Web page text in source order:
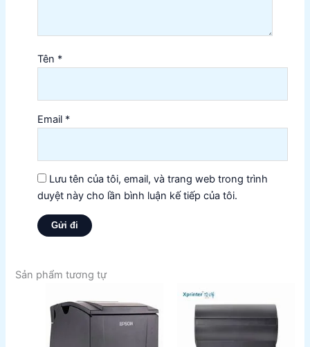
Tên *
Email *
Lưu tên của tôi, email, và trang web trong trình
duyệt này cho lần bình luận kế tiếp của tôi.
Sản phẩm tương tự